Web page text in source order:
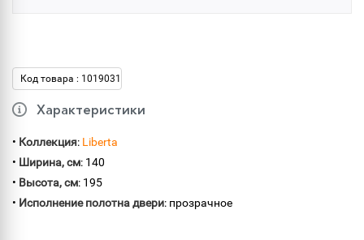
Код товара : 1019031
Характеристики
• Коллекция: Liberta
• Ширина, см: 140
• Высота, см: 195
• Исполнение полотна двери: прозрачное